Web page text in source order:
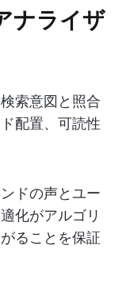
ナライザ
索意図と照合
配置、可読性
ドの声とユー
化がアルゴリ
ることを保証